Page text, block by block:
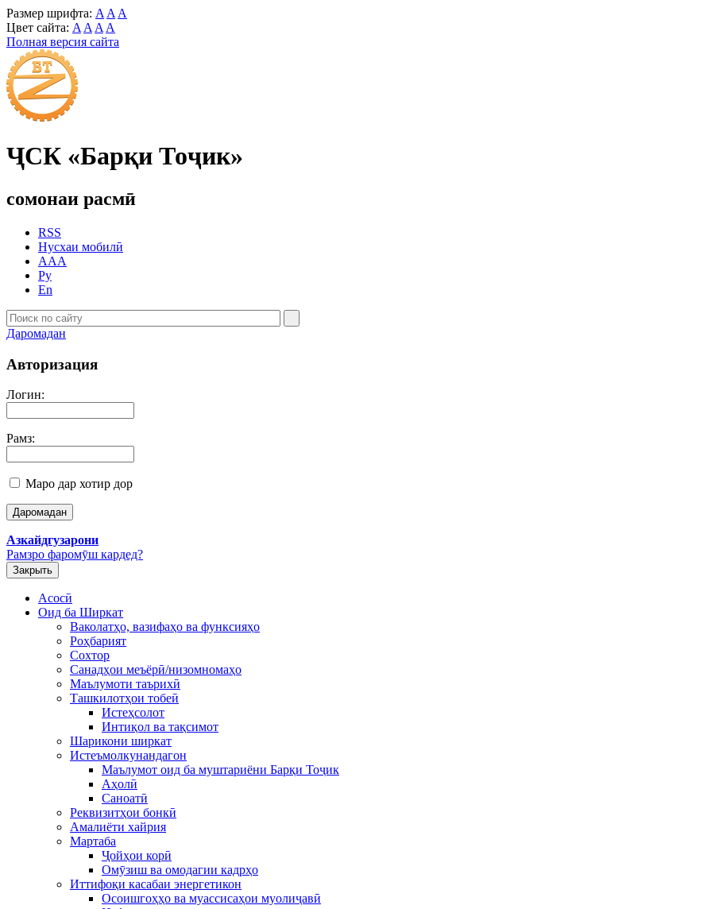
Размер шрифта: A A A
Цвет сайта: A A A A
Полная версия сайта
ҶСК «Барқи Тоҷик»
сомонаи расмӣ
RSS
Нусхаи мобилӣ
AAA
Ру
En
Даромадан
Авторизация
Логин:
Рамз:
Маро дар хотир дор
Азкайдгузарони
Рамзро фаромӯш кардед?
Закрыть
Асосӣ
Оид ба Ширкат
Ваколатҳо, вазифаҳо ва функсияҳо
Роҳбарият
Сохтор
Санадҳои меъёрӣ/низомномаҳо
Маълумоти таърихӣ
Ташкилотҳои тобеӣ
Истеҳсолот
Интиқол ва тақсимот
Шарикони ширкат
Истеъмолкунандагон
Маълумот оид ба муштариёни Барқи Тоҷик
Аҳолӣ
Саноатӣ
Реквизитҳои бонкӣ
Амалиёти хайрия
Мартаба
Ҷойҳои корӣ
Омӯзиш ва омодагии кадрҳо
Иттифоқи касабаи энергетикон
Осоишгоҳҳо ва муассисаҳои муолиҷавӣ